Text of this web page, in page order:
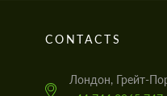
CONTACTS
Лондон, Грейт-